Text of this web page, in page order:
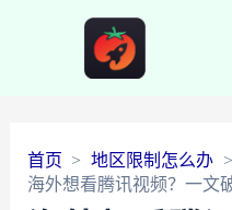
首页
地区限制怎么办
海外想看腾讯视频？一文